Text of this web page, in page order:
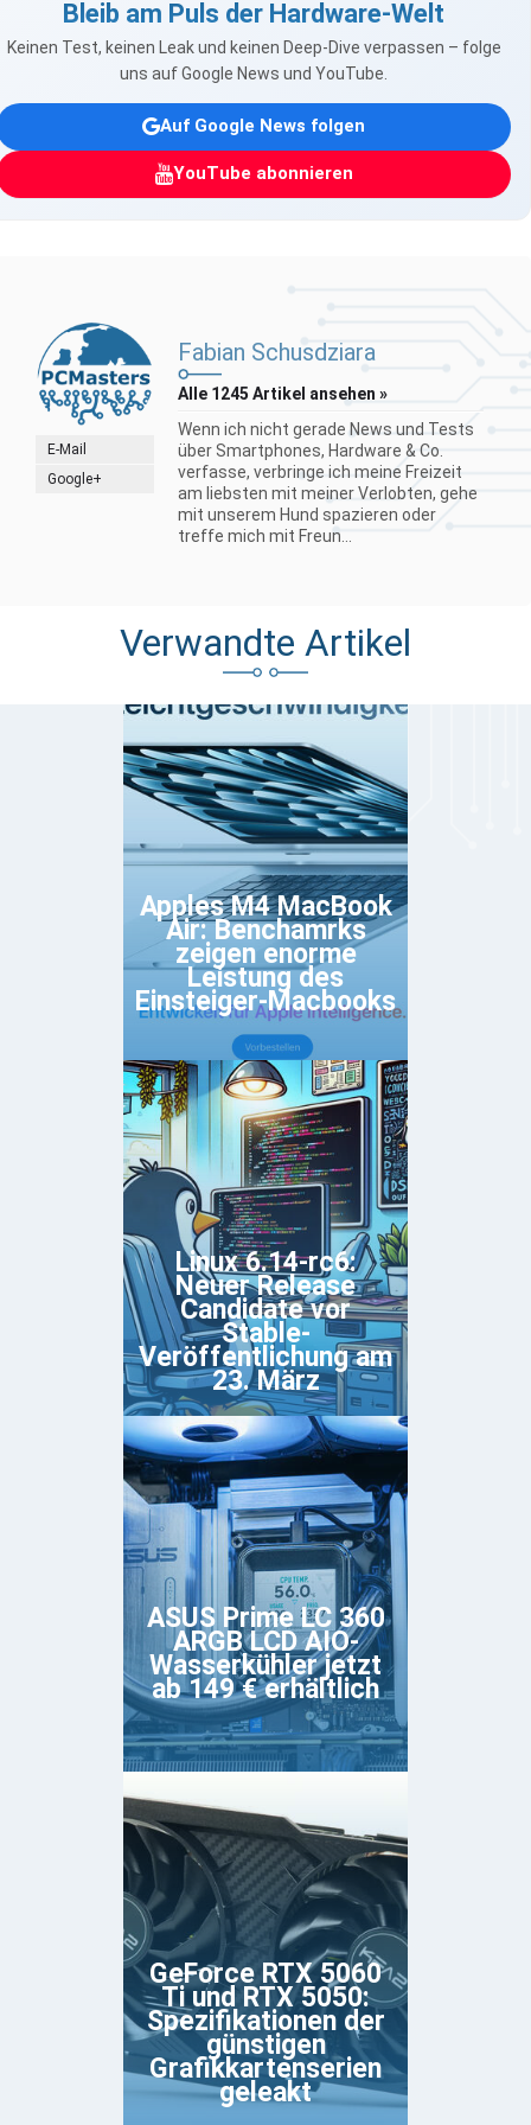
Bleib am Puls der Hardware-Welt
Keinen Test, keinen Leak und keinen Deep-Dive verpassen – folge
uns auf Google News und YouTube.
Auf Google News folgen
YouTube abonnieren
E-Mail
Google+
Fabian Schusdziara
Alle 1245 Artikel ansehen »
Wenn ich nicht gerade News und Tests
über Smartphones, Hardware & Co.
verfasse, verbringe ich meine Freizeit
am liebsten mit meiner Verlobten, gehe
mit unserem Hund spazieren oder
treffe mich mit Freun...
Verwandte Artikel
Apples M4 MacBook
Air: Benchamrks
zeigen enorme
Leistung des
Einsteiger-Macbooks
Linux 6.14-rc6:
Neuer Release
Candidate vor
Stable-
Veröffentlichung am
23. März
ASUS Prime LC 360
ARGB LCD AIO-
Wasserkühler jetzt
ab 149 € erhältlich
GeForce RTX 5060
Ti und RTX 5050:
Spezifikationen der
günstigen
Grafikkartenserien
geleakt